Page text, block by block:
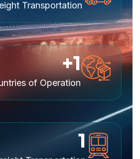
Transportation
1
+
of Operation
1